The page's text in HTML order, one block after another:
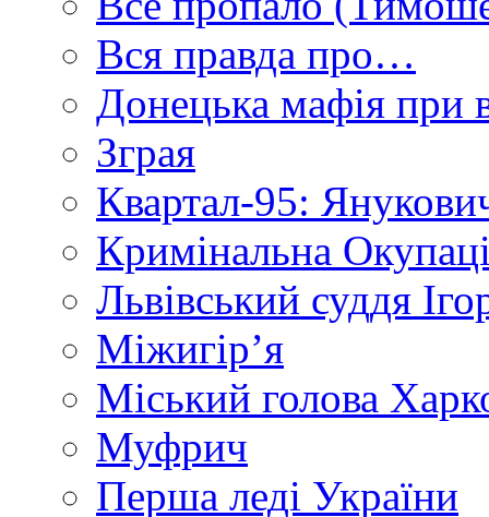
Вся правда про…
Донецька мафія при
Зграя
Квартал-95:
Кримінальна
Львівський суддя
Міжигір’я
Міський голова
Муфрич
Перша леді України